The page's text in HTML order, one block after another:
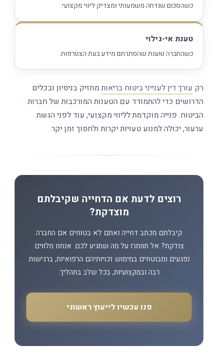
כשהסכום שנדחה משמעותי ומצדיק ליווי מקצועי.
טענת אי-גילוי
כשהחברה טוענת שהסתרתם מידע בעת הצטרפות.
רק עורך דין לענייני ביטוח בריאותמחזיק בניסיון ובכלים
הדרושים כדי להתמודד עם הטענות המורכבות של חברות
הביטוח. פנייה מוקדמת לליווי מקצועי, עוד לפני הגשת
ערעור, יכולה למנוע טעויות יקרות ולחסוך זמן יקר.
רוצים לדעת אם הדחייה שקיבלתם
מוצדקת?
קיבלתם מכתב דחייה ואתם לא בטוחים אם החברה
צודקת? אל תוותרו על מה שמגיע לכם. אנחנו מלווים
נפגעים ומבוטחים במימוש זכויותיהם הרפואיות, ברגישות
רבה ובמקצועיות, בכל שלב בתהליך.
פנו עכשיו לייעוץ ראשוני